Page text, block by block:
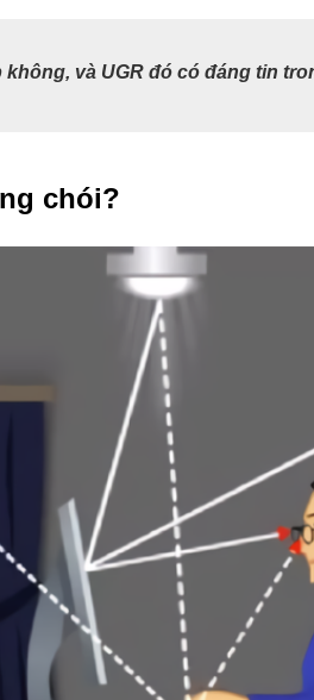
không, và UGR đó có đáng tin
chói?